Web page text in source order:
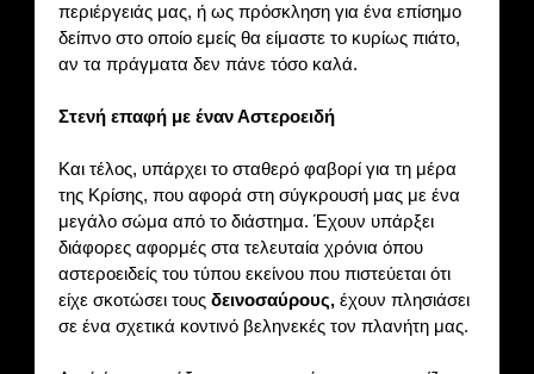
περιέργειάς μας, ή ως πρόσκληση για ένα επίσημο
δείπνο στο οποίο εμείς θα είμαστε το κυρίως πιάτο,
αν τα πράγματα δεν πάνε τόσο καλά.
Στενή επαφή με έναν Αστεροειδή
Και τέλος, υπάρχει το σταθερό φαβορί για τη μέρα
της Κρίσης, που αφορά στη σύγκρουσή μας με ένα
μεγάλο σώμα από το διάστημα. Έχουν υπάρξει
διάφορες αφορμές στα τελευταία χρόνια όπου
αστεροειδείς του τύπου εκείνου που πιστεύεται ότι
είχε σκοτώσει τους δεινοσαύρους, έχουν πλησιάσει
σε ένα σχετικά κοντινό βεληνεκές τον πλανήτη μας.